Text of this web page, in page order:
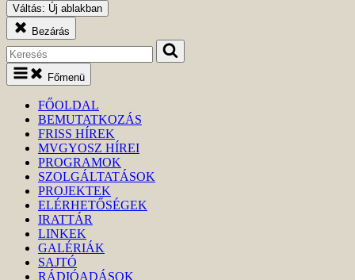
Váltás: Új ablakban
Bezárás
Keresés
Főmenü
FŐOLDAL
BEMUTATKOZÁS
FRISS HÍREK
MVGYOSZ HÍREI
PROGRAMOK
SZOLGÁLTATÁSOK
PROJEKTEK
ELÉRHETŐSÉGEK
IRATTÁR
LINKEK
GALÉRIÁK
SAJTÓ
RÁDIÓADÁSOK